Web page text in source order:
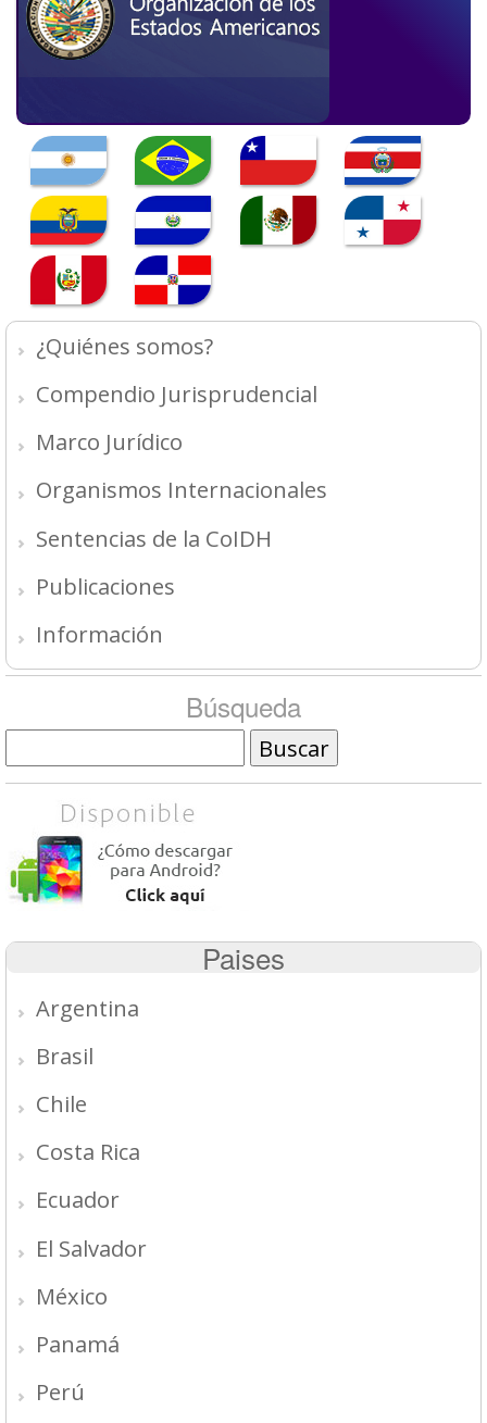
¿Quiénes somos?
Compendio Jurisprudencial
Marco Jurídico
Organismos Internacionales
Sentencias de la CoIDH
Publicaciones
Información
Búsqueda
Paises
Argentina
Brasil
Chile
Costa Rica
Ecuador
El Salvador
México
Panamá
Perú